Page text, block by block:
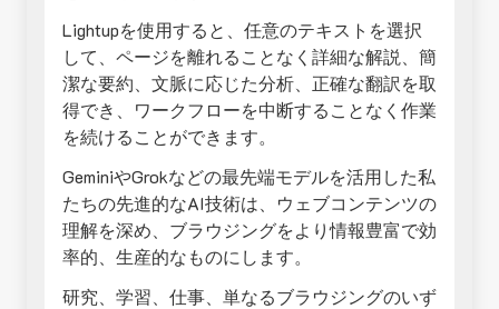
Lightupを使用すると、任意のテキストを選択
して、ページを離れることなく詳細な解説、簡
潔な要約、文脈に応じた分析、正確な翻訳を取
得でき、ワークフローを中断することなく作業
を続けることができます。
GeminiやGrokなどの最先端モデルを活用した私
たちの先進的なAI技術は、ウェブコンテンツの
理解を深め、ブラウジングをより情報豊富で効
率的、生産的なものにします。
研究、学習、仕事、単なるブラウジングのいず